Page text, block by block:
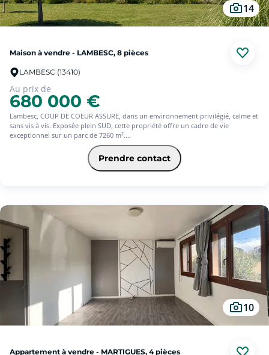
14
Maison à vendre - LAMBESC, 8 pièces
LAMBESC (13410)
Au prix de
680 000 €
Lambesc, COUP DE COEUR ASSURE, dans un environnement privilégié, calme et
sans vis à vis. Exposée plein SUD, cette propriété offre un cadre de vie
exceptionnel sur un parc de 7260 m².
Nous vous proposons une Maison traditionnelle plain pied d'environ 177m2
Le bien est composé d'une entrée avec placard, d'une cuisine provençale
indépendante, d'un salon et salle à manger donnant sur 2 terrasses
bioclimatiques, de 3 chambres, 1 bureau, 1 dressing, une salle de bain, 1 wc
Côté exterieur : Un SPA de nage couvert et chauffé, avec son salon d'été. Un
garage d'environ 40 m², un abri voitures couvert. Plusieurs emplacements
Parking
Les + : Très bon diagnostique énergétique, Pompe à chaleur réversible, eau du
canal.
Les Atouts : Possibilité d'acquérir une oliveraie de 6 000 m2 attenant à la
propriété. environnement privilégié. Exposition SUD. Nombreux parkings.
Certaines images ont fait l'objet d'un aménagement virtuel.
Hélène AMOUYAL SQUAREHABITAT CREDIT AGRICOLE
Prendre contact
10
Appartement à vendre - MARTIGUES, 4 pièces